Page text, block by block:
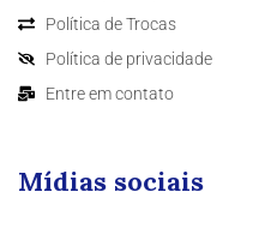
Política de Trocas
Política de privacidade
Entre em contato
Mídias sociais